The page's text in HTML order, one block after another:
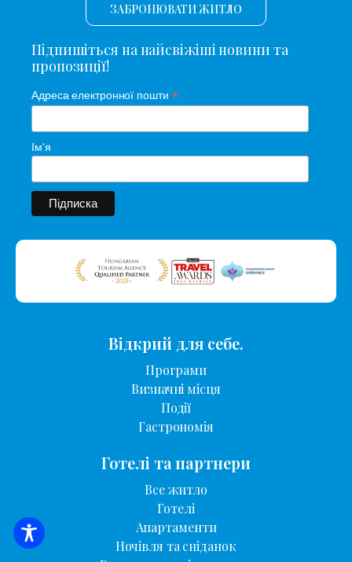
ПОШУК ЖИТЛА
ЗАБРОНЮВАТИ ЖИТЛО
Підпишіться на найсвіжіші новини та
пропозиції!
Адреса електронної пошти *
Ім'я
Відкрий для себе.
Програми
Визначні місця
Події
Гастрономія
Готелі та партнери
Все житло
Готелі
Апартаменти
Ночівля та сніданок